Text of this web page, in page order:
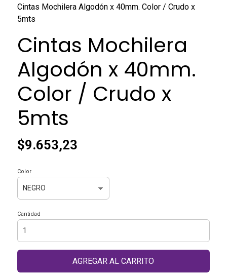
Cintas Mochilera Algodón x 40mm. Color / Crudo x
5mts
Cintas Mochilera
Algodón x 40mm.
Color / Crudo x
5mts
$9.653,23
Color
Cantidad
AGREGAR AL CARRITO